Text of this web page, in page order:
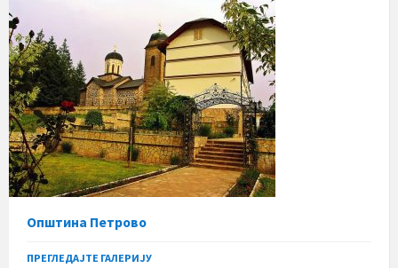
Општина Петрово
ПРЕГЛЕДАЈТЕ ГАЛЕРИЈУ